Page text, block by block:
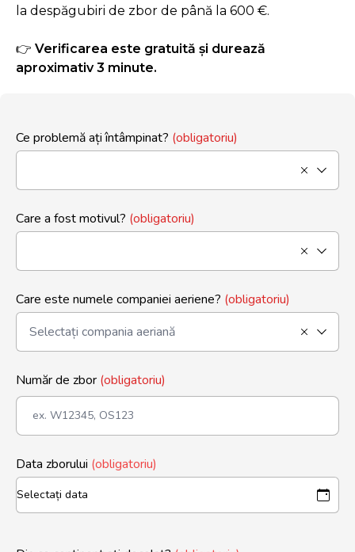
la despăgubiri de zbor de până la 600 €.
👉 Verificarea este gratuită și durează
aproximativ 3 minute.
Ce problemă ați întâmpinat? (obligatoriu)
Care a fost motivul? (obligatoriu)
Care este numele companiei aeriene? (obligatoriu)
Număr de zbor (obligatoriu)
Data zborului (obligatoriu)